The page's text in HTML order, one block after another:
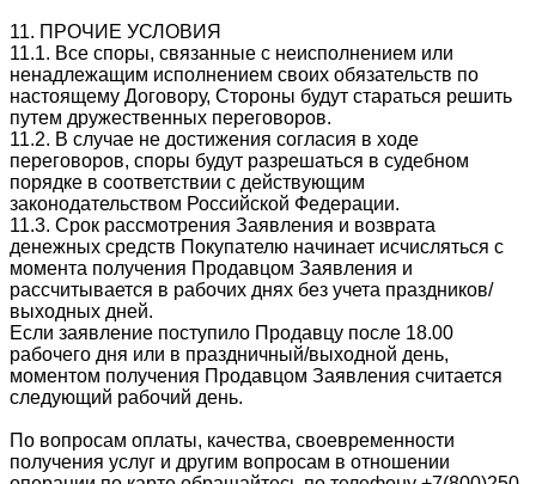
11. ПРОЧИЕ УСЛОВИЯ
11.1. Все споры, связанные с неисполнением или
ненадлежащим исполнением своих обязательств по
настоящему Договору, Стороны будут стараться решить
путем дружественных переговоров.
11.2. В случае не достижения согласия в ходе
переговоров, споры будут разрешаться в судебном
порядке в соответствии с действующим
законодательством Российской Федерации.
11.3. Срок рассмотрения Заявления и возврата
денежных средств Покупателю начинает исчисляться с
момента получения Продавцом Заявления и
рассчитывается в рабочих днях без учета праздников/
выходных дней.
Если заявление поступило Продавцу после 18.00
рабочего дня или в праздничный/выходной день,
моментом получения Продавцом Заявления считается
следующий рабочий день.
По вопросам оплаты, качества, своевременности
получения услуг и другим вопросам в отношении